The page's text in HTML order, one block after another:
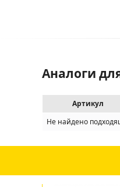
Аналоги
Артикул
Не найдено